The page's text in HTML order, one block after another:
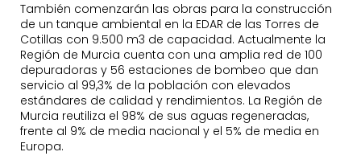
También comenzarán las obras para la construcción
de un tanque ambiental en la EDAR de las Torres de
Cotillas con 9.500 m3 de capacidad. Actualmente la
Región de Murcia cuenta con una amplia red de 100
depuradoras y 56 estaciones de bombeo que dan
servicio al 99,3% de la población con elevados
estándares de calidad y rendimientos. La Región de
Murcia reutiliza el 98% de sus aguas regeneradas,
frente al 9% de media nacional y el 5% de media en
Europa.